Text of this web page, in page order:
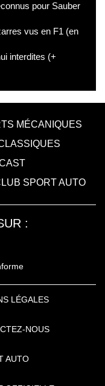
pour Sauber
vus en F1 (en
interdites (+
MÉCANIQUES
SPORT AUTO
:
LÉGALES
NOUS
AUTO